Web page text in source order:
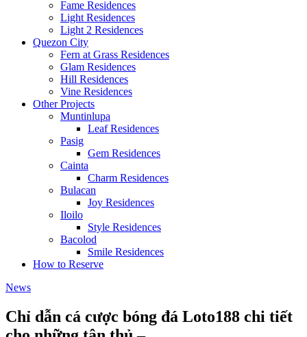
Fame Residences
Light Residences
Light 2 Residences
Quezon City
Fern at Grass Residences
Glam Residences
Hill Residences
Vine Residences
Other Projects
Muntinlupa
Leaf Residences
Pasig
Gem Residences
Cainta
Charm Residences
Bulacan
Joy Residences
Iloilo
Style Residences
Bacolod
Smile Residences
How to Reserve
News
Chỉ dẫn cá cược bóng đá Loto188 chi tiết